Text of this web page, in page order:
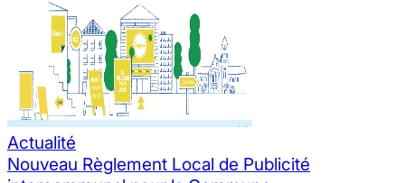
Actualité
Nouveau Règlement Local de Publicité